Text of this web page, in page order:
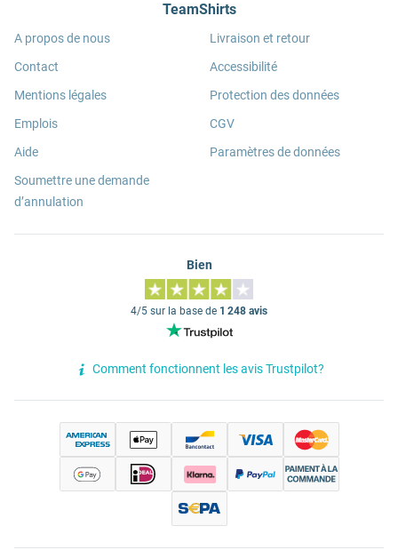
TeamShirts
A propos de nous
Contact
Mentions légales
Emplois
Aide
Soumettre une demande
d’annulation
Livraison et retour
Accessibilité
Protection des données
CGV
Paramètres de données
Bien
4/5 sur la base de 1 248 avis
Comment fonctionnent les avis Trustpilot?